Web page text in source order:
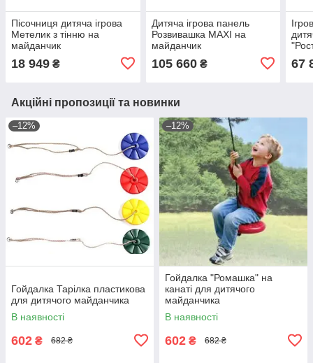
Пісочниця дитяча ігрова
Метелик з тінню на
майданчик
18 949 ₴
Дитяча ігрова панель
Розвивашка MAXI на
майданчик
105 660₴ 67
Акційні пропозиції та новинки
–12%
Гойдалка Тарілка пластикова
для дитячого майданчика
В наявності
602 ₴ 682 ₴
–12%
Гойдалка "Ромашка" на
канаті для дитячого
майданчика
В наявності
602 ₴ 682 ₴